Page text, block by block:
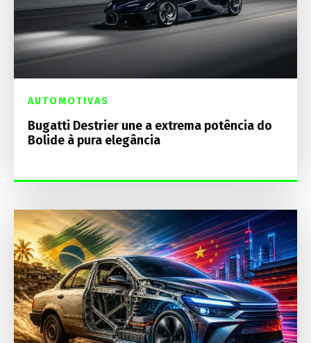
AUTOMOTIVAS
Bugatti Destrier une a extrema potência do
Bolide à pura elegância